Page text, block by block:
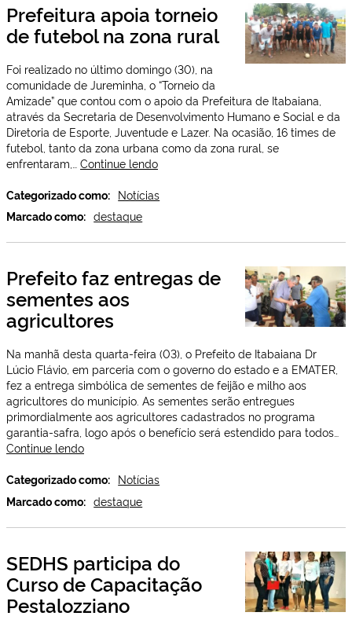
Prefeitura apoia torneio
de futebol na zona rural
Foi realizado no último domingo (30), na
comunidade de Jureminha, o “Torneio da
Amizade” que contou com o apoio da Prefeitura de Itabaiana,
através da Secretaria de Desenvolvimento Humano e Social e da
Diretoria de Esporte, Juventude e Lazer. Na ocasião, 16 times de
futebol, tanto da zona urbana como da zona rural, se
enfrentaram,… Continue lendoPrefeitura
torneio
na
rural
Categorizado como: Notícias
Marcado como: destaque
Prefeito faz entregas de
sementes aos
agricultores
Na manhã desta quarta-feira (03), o Prefeito de Itabaiana Dr
Lúcio Flávio, em parceria com o governo do estado e a EMATER,
fez a entrega simbólica de sementes de feijão e milho aos
agricultores do município. As sementes serão entregues
primordialmente aos agricultores cadastrados no programa
garantia-safra, logo após o benefício será estendido para todos…
Continue lendoPrefeito
entregas
sementes
aos
Categorizado como: Notícias
Marcado como: destaque
SEDHS participa do
Curso de Capacitação
Pestalozziano